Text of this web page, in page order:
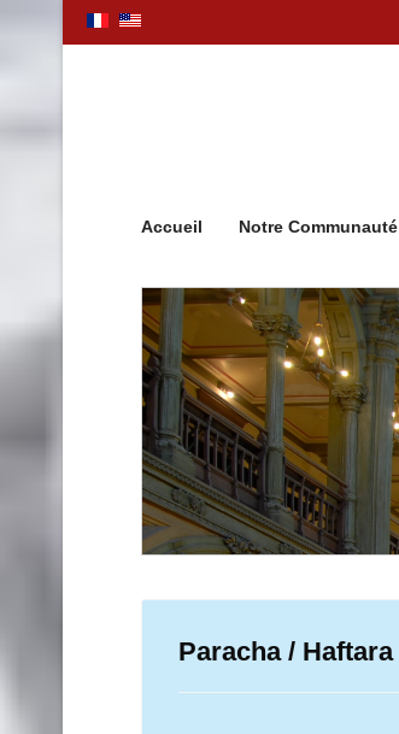
Accueil Notre Communauté
Paracha / Haftara